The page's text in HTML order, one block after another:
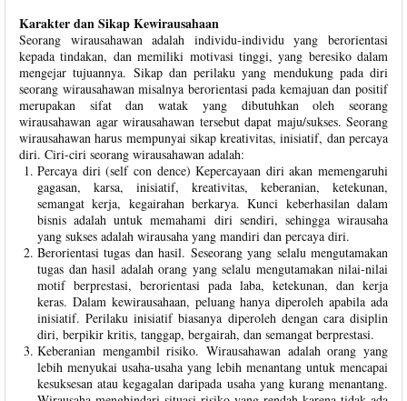
Karakter dan Sikap Kewirausahaan
Seorang wirausahawan adalah individu-individu yang berorientasi
kepada tindakan, dan memiliki motivasi tinggi, yang beresiko dalam
mengejar tujuannya. Sikap dan perilaku yang mendukung pada diri
seorang wirausahawan misalnya berorientasi pada kemajuan dan positif
merupakan sifat dan watak yang dibutuhkan oleh seorang
wirausahawan agar wirausahawan tersebut dapat maju/sukses. Seorang
wirausahawan harus mempunyai sikap kreativitas, inisiatif, dan percaya
diri. Ciri-ciri seorang wirausahawan adalah:
Percaya diri (self con dence) Kepercayaan diri akan memengaruhi
gagasan, karsa, inisiatif, kreativitas, keberanian, ketekunan,
semangat kerja, kegairahan berkarya. Kunci keberhasilan dalam
bisnis adalah untuk memahami diri sendiri, sehingga wirausaha
yang sukses adalah wirausaha yang mandiri dan percaya diri.
Berorientasi tugas dan hasil. Seseorang yang selalu mengutamakan
tugas dan hasil adalah orang yang selalu mengutamakan nilai-nilai
motif berprestasi, berorientasi pada laba, ketekunan, dan kerja
keras. Dalam kewirausahaan, peluang hanya diperoleh apabila ada
inisiatif. Perilaku inisiatif biasanya diperoleh dengan cara disiplin
diri, berpikir kritis, tanggap, bergairah, dan semangat berprestasi.
Keberanian mengambil risiko. Wirausahawan adalah orang yang
lebih menyukai usaha-usaha yang lebih menantang untuk mencapai
kesuksesan atau kegagalan daripada usaha yang kurang menantang.